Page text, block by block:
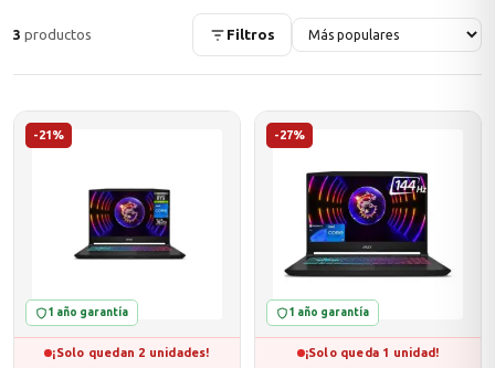
→
3 productos Filtros
-21%
1 año garantía
¡Solo quedan 2 unidades!
-27%
1 año garantía
¡Solo queda 1 unidad!